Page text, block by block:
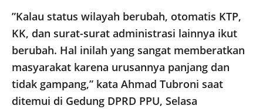
​”Kalau status wilayah berubah, otomatis KTP,
KK, dan surat-surat administrasi lainnya ikut
berubah. Hal inilah yang sangat memberatkan
masyarakat karena urusannya panjang dan
tidak gampang,” kata Ahmad Tubroni saat
ditemui di Gedung DPRD PPU, Selasa